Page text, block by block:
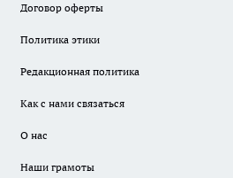
Договор оферты
Политика этики
Редакционная политика
Как с нами связаться
О нас
Наши грамоты